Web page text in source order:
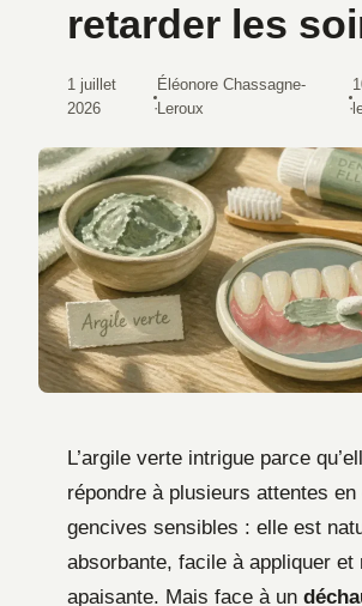
retarder les
1 juillet
2026
·
Éléonore Chassagne-
Leroux
·
L’argile verte intrigue parce
répondre à plusieurs attentes
gencives sensibles : elle est
absorbante, facile à appliquer et
apaisante. Mais face à un